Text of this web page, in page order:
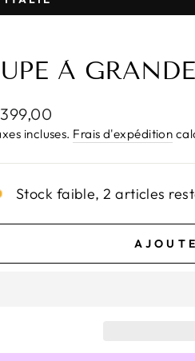
À
incluses. Frais d'expédition
Stock faible, 2 articles